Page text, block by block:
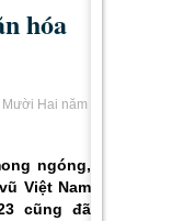
hóa
Hai năm
ngóng,
Việt Nam
cũng đã